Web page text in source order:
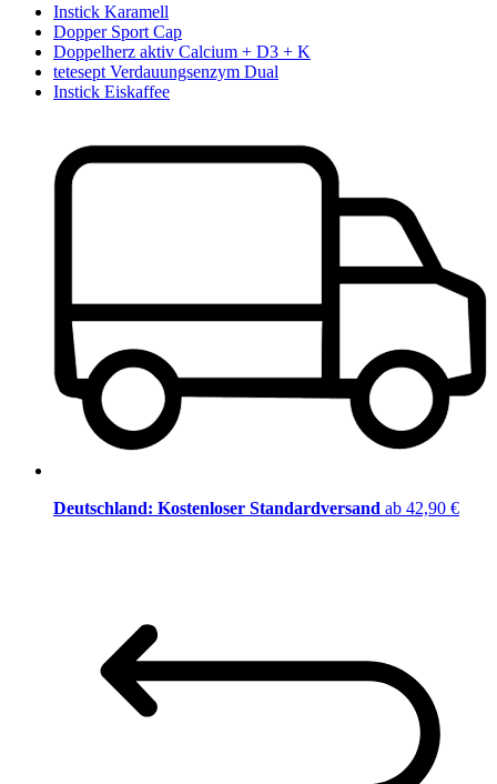
Instick Karamell
Dopper Sport Cap
Doppelherz aktiv Calcium + D3 + K
tetesept Verdauungsenzym Dual
Instick Eiskaffee
Deutschland: Kostenloser Standardversand ab 42,90 €